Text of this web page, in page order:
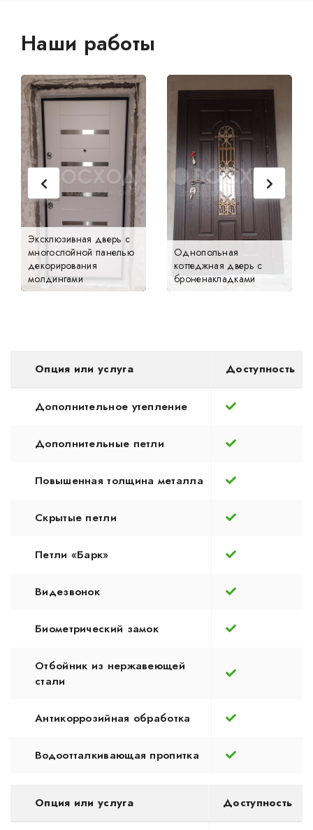
Наши работы
Эксклюзивная дверь с
многослойной панелью
декорирования
молдингами
Однопольная
коттеджная дверь с
броненакладками
Опция или услуга Доступность
Дополнительное утепление
Дополнительные петли
Повышенная толщина металла
Скрытые петли
Петли «Барк»
Видезвонок
Биометрический замок
Отбойник из нержавеющей
стали
Антикоррозийная обработка
Водоотталкивающая пропитка
Опция или услуга Доступность